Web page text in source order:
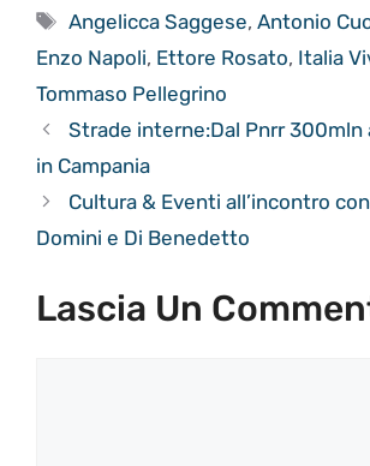
Tag
Angelicca Saggese,Antonio
Enzo Napoli, Ettore Rosato, Italia
Tommaso Pellegrino
Strade interne:Dal Pnrr 300mln
in Campania
Cultura & Eventi all’incontro
Domini e Di Benedetto
Lascia Un